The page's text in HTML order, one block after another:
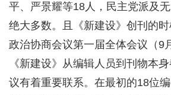
平、严景耀等18人，民主党派及
绝大多数。且《新建设》创刊的
政治协商会议第一届全体会议（9
《新建设》从编辑人员到刊物本
议有着重要联系。在最初的18位